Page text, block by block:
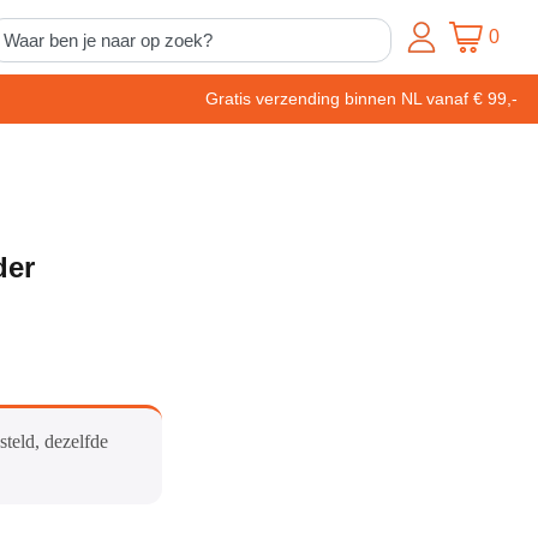
0
Gratis verzending binnen NL vanaf € 99,-
dezelfde